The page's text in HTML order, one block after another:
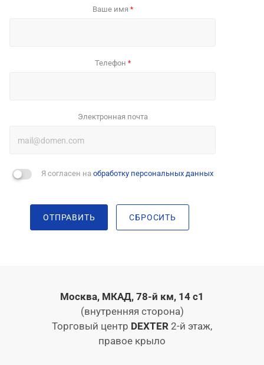
Ваше имя *
Телефон *
Электронная почта
Я согласен на обработку персональных данных
ОТПРАВИТЬ СБРОСИТЬ
Москва, МКАД, 78-й км, 14 с1
(внутренняя сторона)
Торговый центр DEXTER 2-й этаж,
правое крыло